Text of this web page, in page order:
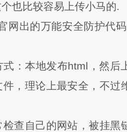
也比较容易上传小马的.
网出的万能安全防护代
：本地发布html，然后
，理论上最安全，不过
查自己的网站，被挂黑